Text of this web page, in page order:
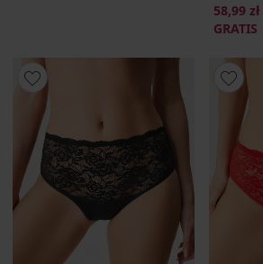
58,99 zł
GRATIS